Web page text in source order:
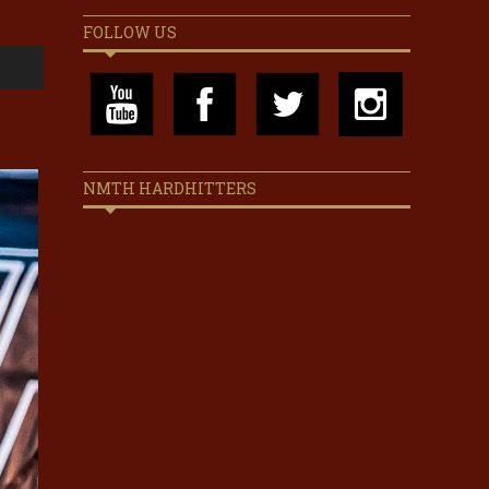
FOLLOW US
NMTH HARDHITTERS